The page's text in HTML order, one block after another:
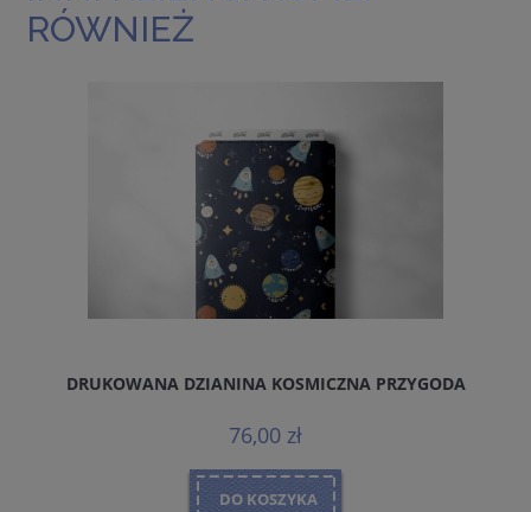
RÓWNIEŻ
DRUKOWANA DZIANINA KOSMICZNA PRZYGODA
76,00 zł
DO KOSZYKA